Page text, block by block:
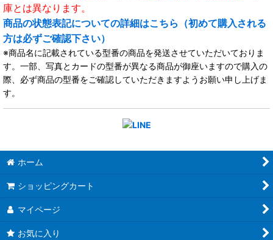
庫とは異なります。
商品の状態表記についての詳細はこちら（初めて購入される
方は必ずご確認下さい）
※商品名に記載されている型番の商品を発送させていただいておりま
す。一部、写真とカードの型番が異なる商品が御座いますので購入の
際、必ず商品の型番をご確認していただきますようお願い申し上げま
す。
ホーム
ショッピングカート
マイページ
お気に入り